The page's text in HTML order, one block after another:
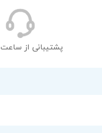
پشتیبانی از ساعت 8 تا 19